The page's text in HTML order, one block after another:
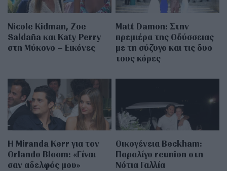
Nicole Kidman, Zoe
Saldaña και Katy Perry
στη Μύκονο – Εικόνες
Matt Damon: Στην
πρεμιέρα της Οδύσσειας
με τη σύζυγο και τις δυο
τους κόρες
Η Miranda Kerr για τον
Orlando Bloom: «Είναι
σαν αδελφός μου»
Οικογένεια Beckham:
Παραλίγο reunion στη
Νότια Γαλλία